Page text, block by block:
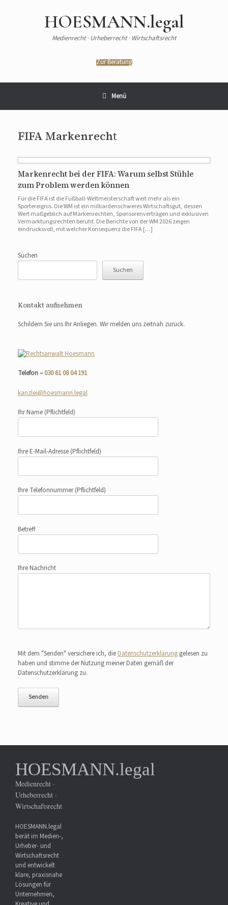
HOESMANN.legal
Medienrecht · Urheberrecht · Wirtschaftsrecht
Zur Beratung
Menü
FIFA Markenrecht
Markenrecht bei der FIFA: Warum selbst Stühle
zum Problem werden können
Für die FIFA ist die Fußball-Weltmeisterschaft weit mehr als ein
Sportereignis. Die WM ist ein milliardenschweres Wirtschaftsgut, dessen
Wert maßgeblich auf Markenrechten, Sponsorenverträgen und exklusiven
Vermarktungsrechten beruht. Die Berichte von der WM 2026 zeigen
eindrucksvoll, mit welcher Konsequenz die FIFA […]
Suchen
Suchen
Kontakt aufnehmen
Schildern Sie uns Ihr Anliegen. Wir melden uns zeitnah zurück.
Telefon –030 61 08 04 191
kanzlei@hoesmann.legal
Ihr Name (Pflichtfeld)
Ihre E-Mail-Adresse (Pflichtfeld)
Ihre Telefonnummer(Pflichtfeld)
Betreff
Ihre Nachricht
Mit dem "Senden" versichere ich, die Datenschutzerklärung gelesen zu
haben und stimme der Nutzung meiner Daten gemäß der
Datenschutzerklärung zu.
HOESMANN.legal
Medienrecht ·
Urheberrecht ·
Wirtschaftsrecht
HOESMANN.legal
berät im Medien-,
Urheber- und
Wirtschaftsrecht
und entwickelt
klare, praxisnahe
Lösungen für
Unternehmen,